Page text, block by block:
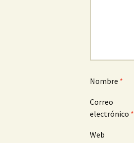
Nombre *
Correo
electrónico *
Web